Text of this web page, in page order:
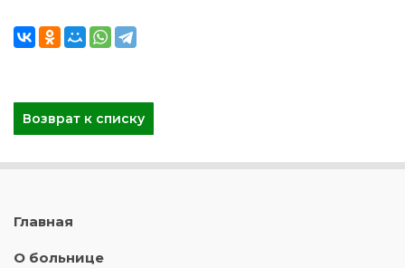
Возврат к списку
Главная
О больнице